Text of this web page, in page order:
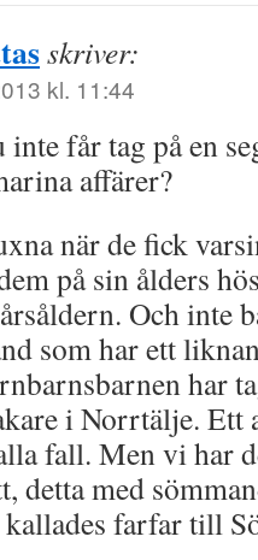
skriver:
kl. 11:44
får tag på en
affärer?
när de fick
på sin ålders
Och inte
som har ett
har
i Norrtälje. Ett
fall. Men vi har
detta med
kallades farfar till